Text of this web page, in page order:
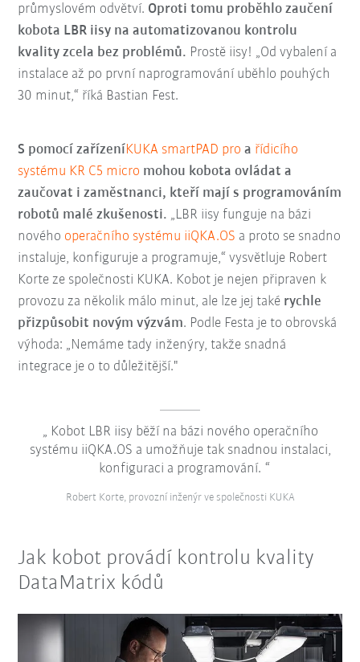
průmyslovém odvětví. Oproti tomu proběhlo zaučení
kobota LBR iisy na automatizovanou kontrolu
kvality zcela bez problémů. Prostě iisy! „Od vybalení a
instalace až po první naprogramování uběhlo pouhých
30 minut,“ říká Bastian Fest.
S pomocí zařízeníKUKA smartPAD pro a řídicího
systému KR C5 micro mohou kobota ovládat a
zaučovat i zaměstnanci, kteří mají s programováním
robotů malé zkušenosti. „LBR iisy funguje na bázi
nového operačního systému iiQKA.OS a proto se snadno
instaluje, konfiguruje a programuje,“ vysvětluje Robert
Korte ze společnosti KUKA. Kobot je nejen připraven k
provozu za několik málo minut, ale lze jej také rychle
přizpůsobit novým výzvám. Podle Festa je to obrovská
výhoda: „Nemáme tady inženýry, takže snadná
integrace je o to důležitější."
Kobot LBR iisy běží na bázi nového operačního
systému iiQKA.OS a umožňuje tak snadnou instalaci,
konfiguraci a programování.
Robert Korte, provozní inženýr ve společnosti KUKA
Jak kobot provádí kontrolu kvality
DataMatrix kódů